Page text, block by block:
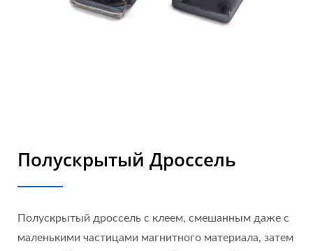
Полускрытый Дроссель
Полускрытый дроссель с клеем, смешанным даже с
маленькими частицами магнитного материала, затем